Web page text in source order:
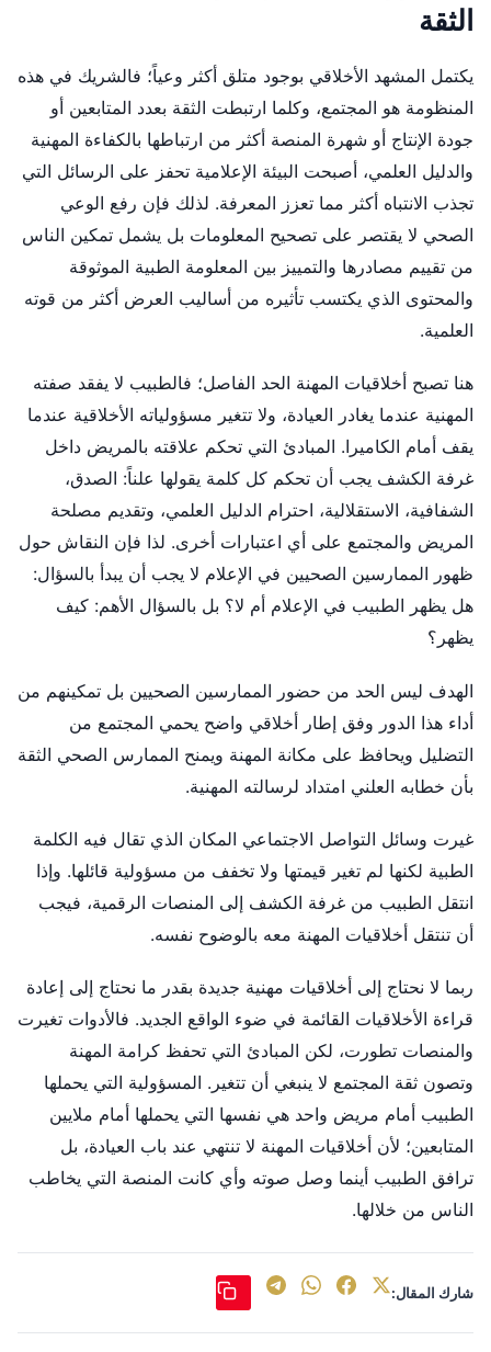
الثقة
يكتمل المشهد الأخلاقي بوجود متلق أكثر وعياً؛ فالشريك في هذه
المنظومة هو المجتمع، وكلما ارتبطت الثقة بعدد المتابعين أو
جودة الإنتاج أو شهرة المنصة أكثر من ارتباطها بالكفاءة المهنية
والدليل العلمي، أصبحت البيئة الإعلامية تحفز على الرسائل التي
تجذب الانتباه أكثر مما تعزز المعرفة. لذلك فإن رفع الوعي
الصحي لا يقتصر على تصحيح المعلومات بل يشمل تمكين الناس
من تقييم مصادرها والتمييز بين المعلومة الطبية الموثوقة
والمحتوى الذي يكتسب تأثيره من أساليب العرض أكثر من قوته
العلمية.
هنا تصبح أخلاقيات المهنة الحد الفاصل؛ فالطبيب لا يفقد صفته
المهنية عندما يغادر العيادة، ولا تتغير مسؤولياته الأخلاقية عندما
يقف أمام الكاميرا. المبادئ التي تحكم علاقته بالمريض داخل
غرفة الكشف يجب أن تحكم كل كلمة يقولها علناً: الصدق،
الشفافية، الاستقلالية، احترام الدليل العلمي، وتقديم مصلحة
المريض والمجتمع على أي اعتبارات أخرى. لذا فإن النقاش حول
ظهور الممارسين الصحيين في الإعلام لا يجب أن يبدأ بالسؤال:
هل يظهر الطبيب في الإعلام أم لا؟ بل بالسؤال الأهم: كيف
يظهر؟
الهدف ليس الحد من حضور الممارسين الصحيين بل تمكينهم من
أداء هذا الدور وفق إطار أخلاقي واضح يحمي المجتمع من
التضليل ويحافظ على مكانة المهنة ويمنح الممارس الصحي الثقة
بأن خطابه العلني امتداد لرسالته المهنية.
غيرت وسائل التواصل الاجتماعي المكان الذي تقال فيه الكلمة
الطبية لكنها لم تغير قيمتها ولا تخفف من مسؤولية قائلها. وإذا
انتقل الطبيب من غرفة الكشف إلى المنصات الرقمية، فيجب
أن تنتقل أخلاقيات المهنة معه بالوضوح نفسه.
ربما لا نحتاج إلى أخلاقيات مهنية جديدة بقدر ما نحتاج إلى إعادة
قراءة الأخلاقيات القائمة في ضوء الواقع الجديد. فالأدوات تغيرت
والمنصات تطورت، لكن المبادئ التي تحفظ كرامة المهنة
وتصون ثقة المجتمع لا ينبغي أن تتغير. المسؤولية التي يحملها
الطبيب أمام مريض واحد هي نفسها التي يحملها أمام ملايين
المتابعين؛ لأن أخلاقيات المهنة لا تنتهي عند باب العيادة، بل
ترافق الطبيب أينما وصل صوته وأي كانت المنصة التي يخاطب
الناس من خلالها.
شارك المقال: